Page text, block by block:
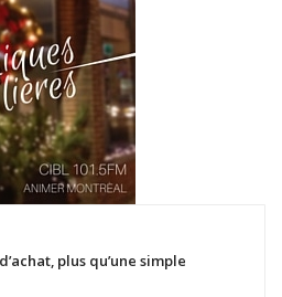
plus qu’une simple